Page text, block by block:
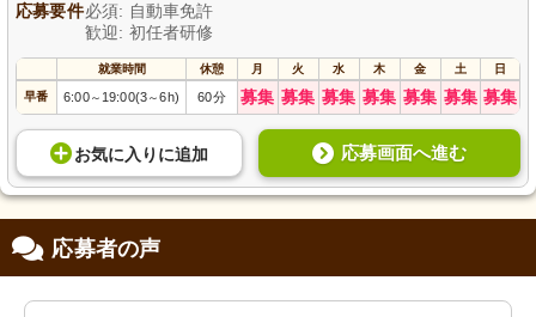
応募要件必須: 自動車免許
歓迎: 初任者研修
就業時間 休憩 月 火 水 木 金 土 日
早番 6:00～ 19:00(3～6h) 60分 募集 募集 募集 募集 募集 募集 募集
お気に入り に追加 応募画面へ進む
応募者の声